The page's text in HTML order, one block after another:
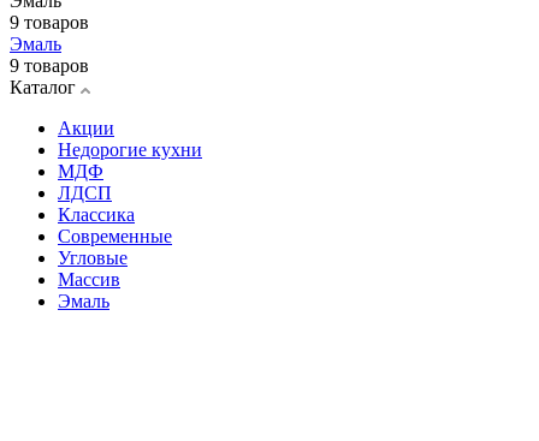
9 товаров
Эмаль
9 товаров
Каталог
Акции
Недорогие кухни
МДФ
ЛДСП
Классика
Современные
Угловые
Массив
Эмаль